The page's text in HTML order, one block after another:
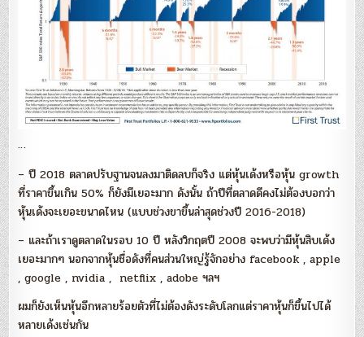
…
– ปี 2018 ตลาดปรับฐานจนลงมาติดลบก็จริง แต่หุ้นเด้งหรือหุ้น growth
ที่ราคาขึ้นเกิน 50% ก็ยังมีเยอะมาก ดังนั้น ถ้าปีที่ตลาดดีคงไม่ต้องบอกว่า
หุ้นเด้งจะเยอะขนาดไหน (แบบช่วงขาขึ้นล่าสุดช่วงปี 2016-2018)
– และถ้าเราดูตลาดในรอบ 10 ปี หลังวิกฤตปี 2008 จะพบว่ามีหุ้นสิบเด้ง
เยอะมากๆ นอกจากหุ้นชื่อดังที่คนส่วนใหญ่รู้จักอย่าง facebook , apple
, google , nvidia , netflix , adobe ฯลฯ
ผมก็ยังเห็นหุ้นอีกหลายร้อยตัวที่ไม่ต้องดังระดับโลกแต่ราคาหุ้นก็ขึ้นไปได้
หลายเด้งเช่นกัน